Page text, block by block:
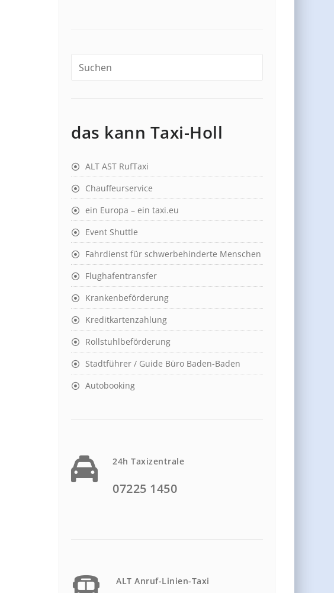
das kann Taxi-Holl
ALT AST RufTaxi
Chauffeurservice
ein Europa – ein taxi.eu
Event Shuttle
Fahrdienst für schwerbehinderte Menschen
Flughafentransfer
Krankenbeförderung
Kreditkartenzahlung
Rollstuhlbeförderung
Stadtführer / Guide Büro Baden-Baden
Autobooking
24h Taxizentrale
07225 1450
ALT Anruf-Linien-Taxi